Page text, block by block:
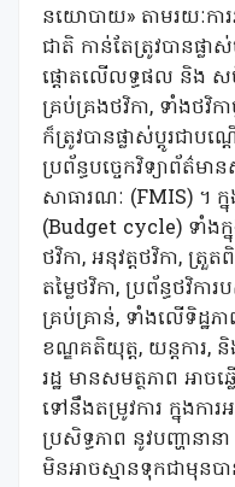
នយោបាយ» តាមរយៈការ
ជាតិ កាន់តែត្រូវបានផ្លា
ផ្ដោតលើលទ្ធផល និង សមិ
គ្រប់គ្រងថវិកា, ទាំងថវិក
ក៏ត្រូវបានផ្លាស់ប្ដូរជាប
ប្រព័ន្ធបច្ចេកវិទ្យាព័ត៌មា
សាធារណៈ (FMIS) ។ ក្នុ
(Budget cycle) ទាំង
ថវិកា, អនុវត្តថវិកា, ត្រួ
តម្លៃថវិកា, ប្រព័ន្ធថវិ
គ្រប់គ្រាន់, ទាំងលើទិដ្ឋភ
ខណ្ឌគតិយុត្ត, យន្តការ,
រដ្ឋ មានសមត្ថភាព អាច
ទៅនឹងតម្រូវការ ក្នុងក
ប្រសិទ្ធភាព នូវបញ្ហានា
មិនអាចស្មានទុកជាមុនប